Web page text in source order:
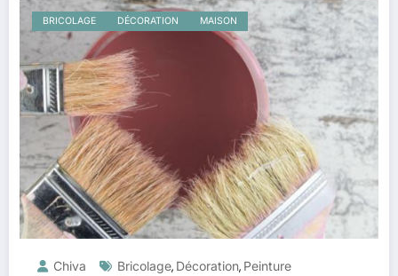
BRICOLAGE DÉCORATION MAISON
Chiva Bricolage, Décoration, Peinture